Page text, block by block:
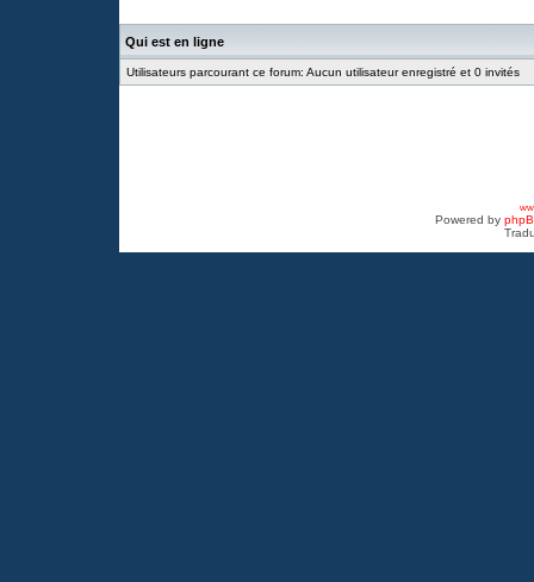
Qui est en ligne
Utilisateurs parcourant ce forum: Aucun utilisateur enregistré et 0 invités
Powered by